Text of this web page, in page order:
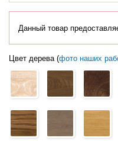
Данный товар
Цвет дерева (фото наших